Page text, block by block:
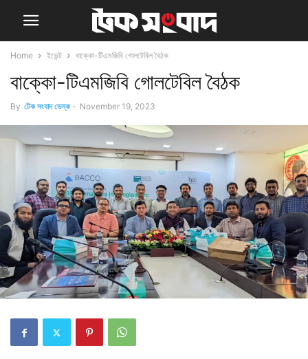
Home ইভেন্ট বাক্কো-টিএমজিবি গোলটেবিল বৈঠক
বাক্কো-টিএমজিবি গোলটেবিল বৈঠক
By টেক সংবাদ ডেস্ক - November 19, 2023